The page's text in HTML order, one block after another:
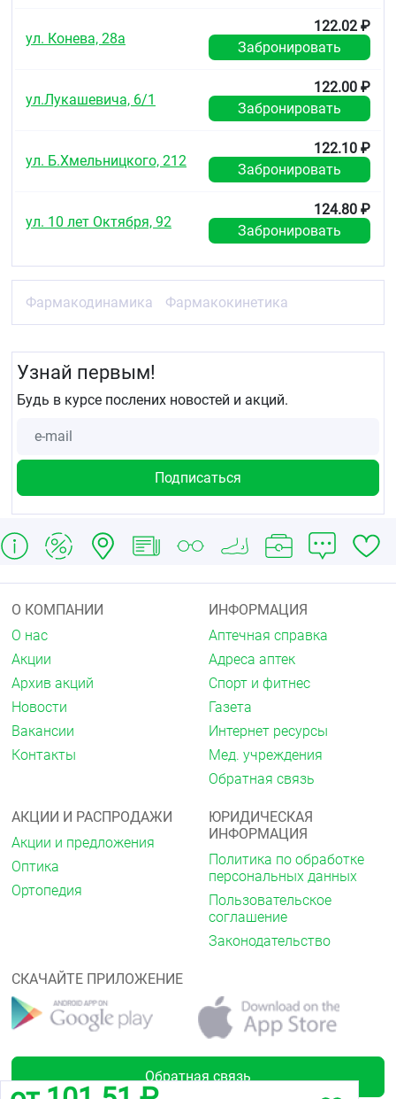
ул. Конева, 28а
122.02 ₽
Забронировать
ул.Лукашевича, 6/1
122.00 ₽
Забронировать
ул. Б.Хмельницкого, 212
122.10 ₽
Забронировать
ул. 10 лет Октября, 92
124.80 ₽
Забронировать
Фармакодинамика Фармакокинетика
Узнай первым!
Будь в курсе послених новостей и акций.
О КОМПАНИИ
О нас
Акции
Архив акций
Новости
Вакансии
Контакты
ИНФОРМАЦИЯ
Аптечная справка
Адреса аптек
Спорт и фитнес
Газета
Интернет ресурсы
Мед. учреждения
Обратная связь
АКЦИИ И РАСПРОДАЖИ
Акции и предложения
Оптика
Ортопедия
ЮРИДИЧЕСКАЯ
ИНФОРМАЦИЯ
Политика по обработке
персональных данных
Пользовательское
соглашение
Законодательство
СКАЧАЙТЕ ПРИЛОЖЕНИЕ
Обратная связь